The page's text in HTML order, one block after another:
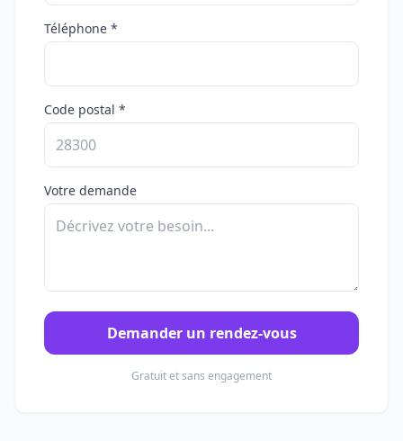
Téléphone *
Code postal *
Votre demande
Demander un rendez-vous
Gratuit et sans engagement